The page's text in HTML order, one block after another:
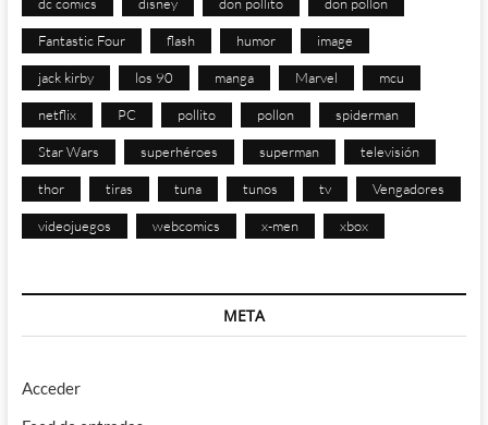
Fantastic Four flash humor image
jack kirby los 90 manga Marvel mcu
netflix PC pollito pollon spiderman
Star Wars superhéroes superman televisión
thor tiras tuna tunos tv Vengadores
videojuegos webcomics x-men xbox
META
Acceder